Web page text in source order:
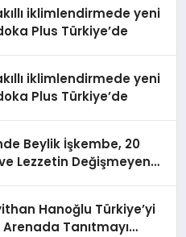
iklimlendirmede yeni
Plus Türkiye’de
iklimlendirmede yeni
Plus Türkiye’de
Beylik İşkembe, 20
Lezzetin Değişmeyen
Hanoğlu Türkiye’yi
Arenada Tanıtmayı